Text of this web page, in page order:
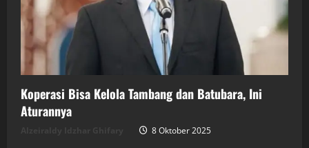
Koperasi Bisa Kelola Tambang dan Batubara, Ini
Aturannya
8 Oktober 2025